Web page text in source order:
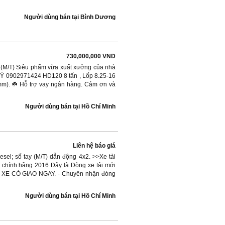
Người dùng bán tại Bình Dương
730,000,000 VND
T) Siêu phẩm vừa xuất xưởng của nhà
0902971424 HD120 8 tấn , Lốp 8.25-16
☘️ Hỗ trợ vay ngân hàng. Cảm ơn và
Người dùng bán tại Hồ Chí Minh
Liên hệ báo giá
số tay (M/T) dẫn động 4x2. >>Xe tải
hãng 2016 Đây là Dòng xe tải mới
CÓ GIAO NGAY. - Chuyên nhận đóng
Người dùng bán tại Hồ Chí Minh